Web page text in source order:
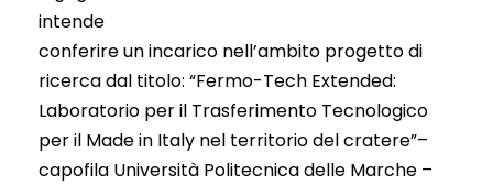
intende
conferire un incarico nell’ambito progetto di
ricerca dal titolo: “Fermo-Tech Extended:
Laboratorio per il Trasferimento Tecnologico
per il Made in Italy nel territorio del cratere”–
capofila Università Politecnica delle Marche –